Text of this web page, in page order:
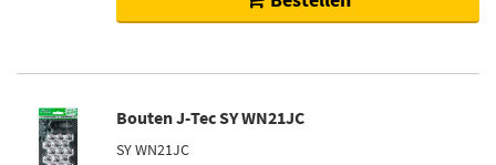
Bouten J-Tec SY WN21JC
SY WN21JC